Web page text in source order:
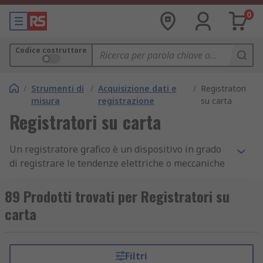
0
Codice costruttore
/ Strumenti di
misura
/ Acquisizione dati e
registrazione
/ Registratori
su carta
Registratori su carta
Un registratore grafico è un dispositivo in grado
di registrare le tendenze elettriche o meccaniche
Funzionamento di un registratore grafico
serie di ingressi e lo fanno attraverso penne di
89 Prodotti trovati per Registratori su
carta
Filtri